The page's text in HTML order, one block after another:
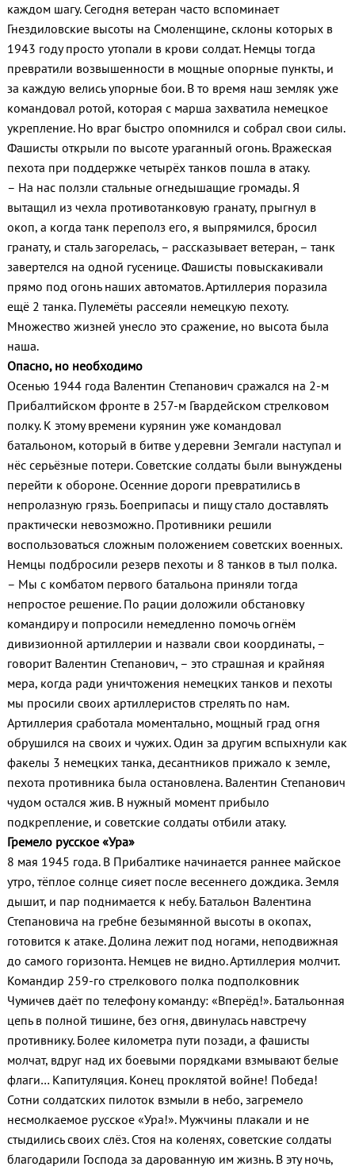
каждом шагу. Сегодня ветеран часто вспоминает
Гнездиловские высоты на Смоленщине, склоны которых в
1943 году просто утопали в крови солдат. Немцы тогда
превратили возвышенности в мощные опорные пункты, и
за каждую велись упорные бои. В то время наш земляк уже
командовал ротой, которая с марша захватила немецкое
укрепление. Но враг быстро опомнился и собрал свои силы.
Фашисты открыли по высоте ураганный огонь. Вражеская
пехота при поддержке четырёх танков пошла в атаку.
– На нас ползли стальные огнедышащие громады. Я
вытащил из чехла противотанковую гранату, прыгнул в
окоп, а когда танк переполз его, я выпрямился, бросил
гранату, и сталь загорелась, – рассказывает ветеран, – танк
завертелся на одной гусенице. Фашисты повыскакивали
прямо под огонь наших автоматов. Артиллерия поразила
ещё 2 танка. Пулемёты рассеяли немецкую пехоту.
Множество жизней унесло это сражение, но высота была
наша.
Опасно, но необходимо
Осенью 1944 года Валентин Степанович сражался на 2-м
Прибалтийском фронте в 257-м Гвардейском стрелковом
полку. К этому времени курянин уже командовал
батальоном, который в битве у деревни Земгали наступал и
нёс серьёзные потери. Советские солдаты были вынуждены
перейти к обороне. Осенние дороги превратились в
непролазную грязь. Боеприпасы и пищу стало доставлять
практически невозможно. Противники решили
воспользоваться сложным положением советских военных.
Немцы подбросили резерв пехоты и 8 танков в тыл полка.
– Мы с комбатом первого батальона приняли тогда
непростое решение. По рации доложили обстановку
командиру и попросили немедленно помочь огнём
дивизионной артиллерии и назвали свои координаты, –
говорит Валентин Степанович, – это страшная и крайняя
мера, когда ради уничтожения немецких танков и пехоты
мы просили своих артиллеристов стрелять по нам.
Артиллерия сработала моментально, мощный град огня
обрушился на своих и чужих. Один за другим вспыхнули как
факелы 3 немецких танка, десантников прижало к земле,
пехота противника была остановлена. Валентин Степанович
чудом остался жив. В нужный момент прибыло
подкрепление, и советские солдаты отбили атаку.
Гремело русское «Ура»
8 мая 1945 года. В Прибалтике начинается раннее майское
утро, тёплое солнце сияет после весеннего дождика. Земля
дышит, и пар поднимается к небу. Батальон Валентина
Степановича на гребне безымянной высоты в окопах,
готовится к атаке. Долина лежит под ногами, неподвижная
до самого горизонта. Немцев не видно. Артиллерия молчит.
Командир 259-го стрелкового полка подполковник
Чумичев даёт по телефону команду: «Вперёд!». Батальонная
цепь в полной тишине, без огня, двинулась навстречу
противнику. Более километра пути позади, а фашисты
молчат, вдруг над их боевыми порядками взмывают белые
флаги… Капитуляция. Конец проклятой войне! Победа!
Сотни солдатских пилоток взмыли в небо, загремело
несмолкаемое русское «Ура!». Мужчины плакали и не
стыдились своих слёз. Стоя на коленях, советские солдаты
благодарили Господа за дарованную им жизнь. В эту ночь,